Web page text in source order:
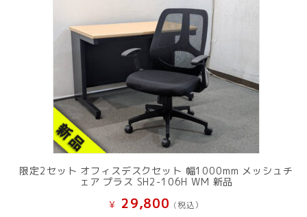
限定2セット オフィスデスクセット 幅1000mm メッシュチ
ェア プラス SH2-106H WM 新品
¥ 29,800 (税込）